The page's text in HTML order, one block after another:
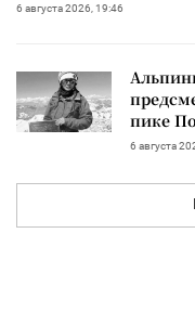
6 августа 2026, 19:46
пике
6 августа